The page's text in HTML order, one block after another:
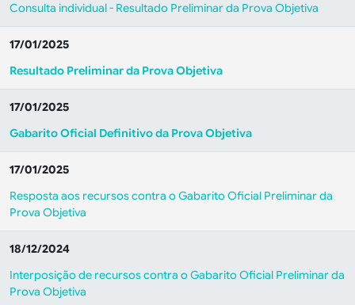
Consulta individual - Resultado Preliminar da Prova Objetiva
17/01/2025
Resultado Preliminar da Prova Objetiva
17/01/2025
Gabarito Oficial Definitivo da Prova Objetiva
17/01/2025
Resposta aos recursos contra o Gabarito Oficial Preliminar da
Prova Objetiva
18/12/2024
Interposição de recursos contra o Gabarito Oficial Preliminar da
Prova Objetiva